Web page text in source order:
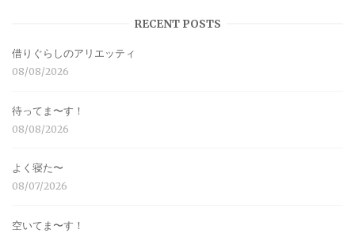
RECENT POSTS
借りぐらしのアリエッティ
08/08/2026
待ってま〜す！
08/08/2026
よく寝た〜
08/07/2026
空いてま〜す！